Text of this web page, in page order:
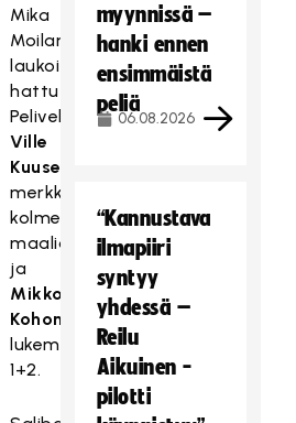
Mika
Moilanen
laukoi
hattutempun.
Peliveljistä
Ville
Kuusela
merkkautti
kolme
maalia
ja
Mikko
Kohonen
lukemat
1+2.
myynnissä –
hanki ennen
ensimmäistä
peliä
06.08.2026
“Kannustava
ilmapiiri
syntyy
yhdessä –
Reilu
Aikuinen -
pilotti